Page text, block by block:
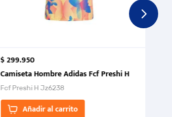
FCF 2026.
$299.950
Camiseta Hombre Adidas Fcf Preshi H
Fcf Preshi H Jz6238
Añadir al carrito